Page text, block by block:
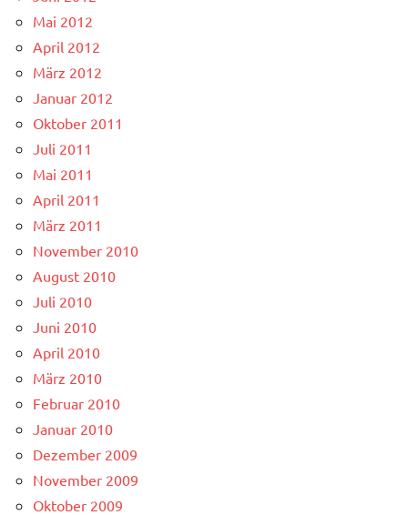
Mai 2012
April 2012
März 2012
Januar 2012
Oktober 2011
Juli 2011
Mai 2011
April 2011
März 2011
November 2010
August 2010
Juli 2010
Juni 2010
April 2010
März 2010
Februar 2010
Januar 2010
Dezember 2009
November 2009
Oktober 2009